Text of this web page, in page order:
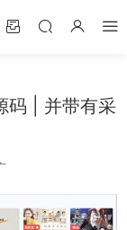
码 | 并带有采